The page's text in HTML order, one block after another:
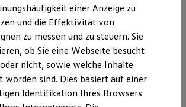
R und R Experience
entdecken
Shop
Cookie-Richtlinie
einer Anzeige zu
und die Effektivität von
zu messen und zu steuern. Sie
ob Sie eine Webseite besucht
nicht, sowie welche Inhalte
worden sind. Dies basiert auf einer
Identifikation Ihres Browsers